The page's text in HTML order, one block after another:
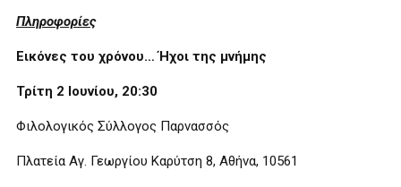
Πληροφορίες
Εικόνες του χρόνου… Ήχοι της μνήμης
Τρίτη 2 Ιουνίου, 20:30
Φιλολογικός Σύλλογος Παρνασσός
Πλατεία Αγ. Γεωργίου Καρύτση 8, Αθήνα, 10561